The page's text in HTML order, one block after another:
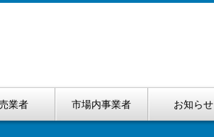
業者 市場内事業者 お知らせ